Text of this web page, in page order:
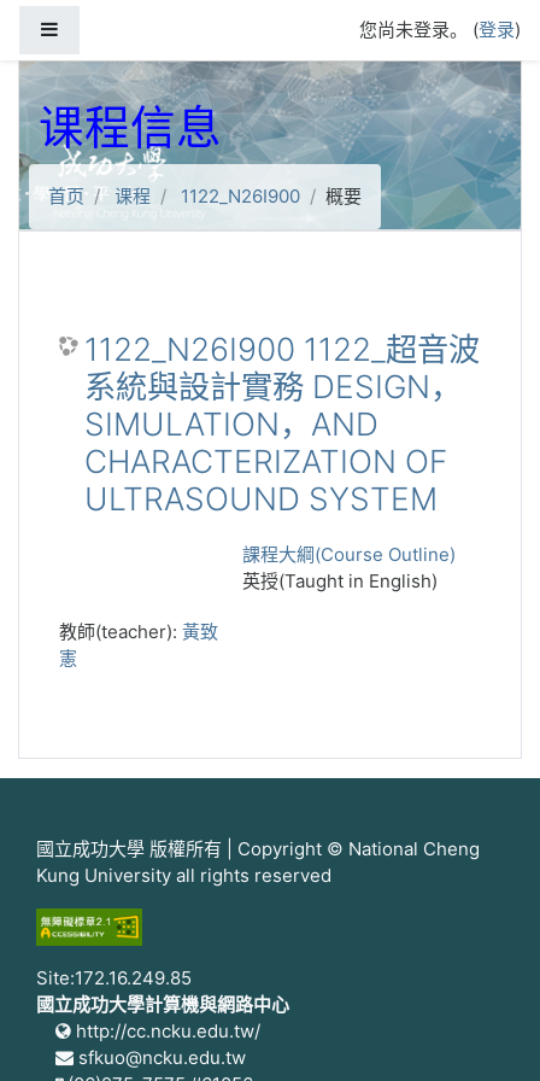
您尚未登录。 (登录)
课程信息
首页 课程 1122_N26I900 概要
1122_N26I900 1122_超音波
系統與設計實務 DESIGN，
SIMULATION，AND
CHARACTERIZATION OF
ULTRASOUND SYSTEM
課程大綱(Course Outline)
英授(Taught in English)
教師(teacher): 黃致
憲
國立成功大學 版權所有 | Copyright © National Cheng
Kung University all rights reserved
Site:172.16.249.85
國立成功大學計算機與網路中心
http://cc.ncku.edu.tw/
sfkuo@ncku.edu.tw